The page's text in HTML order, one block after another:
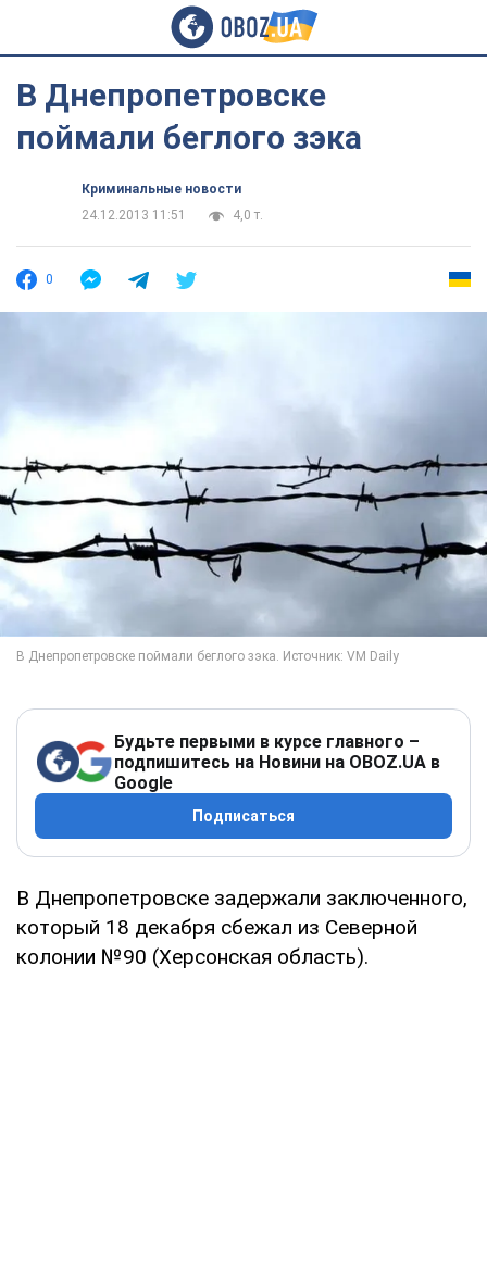
В Днепропетровске
поймали беглого зэка
Криминальные новости
24.12.2013 11:51
4,0 т.
0
Будьте первыми в курсе главного –
подпишитесь на Новини на OBOZ.UA в
Google
Подписаться
В Днепропетровске задержали заключенного,
который 18 декабря сбежал из Северной
колонии №90 (Херсонская область).